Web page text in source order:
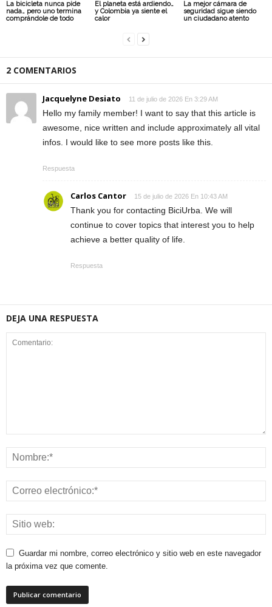
La bicicleta nunca pide
nada… pero uno termina
comprándole de todo
El planeta está ardiendo…
y Colombia ya siente el
calor
La mejor cámara de
seguridad sigue siendo
un ciudadano atento
2 COMENTARIOS
Jacquelyne Desiato 11 de julio de 2026 En 3:29 AM
Hello my family member! I want to say that this article is
awesome, nice written and include approximately all vital
infos. I would like to see more posts like this.
Respuesta
Carlos Cantor 15 de julio de 2026 En 10:43 AM
Thank you for contacting BiciUrba. We will
continue to cover topics that interest you to help
achieve a better quality of life.
Respuesta
DEJA UNA RESPUESTA
Guardar mi nombre, correo electrónico y sitio web en este navegador
la próxima vez que comente.